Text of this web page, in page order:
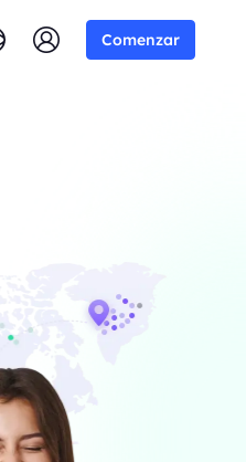
Comenzar